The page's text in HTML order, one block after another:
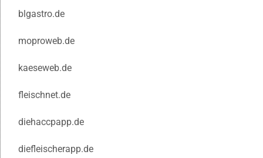
blgastro.de
moproweb.de
kaeseweb.de
fleischnet.de
diehaccpapp.de
diefleischerapp.de